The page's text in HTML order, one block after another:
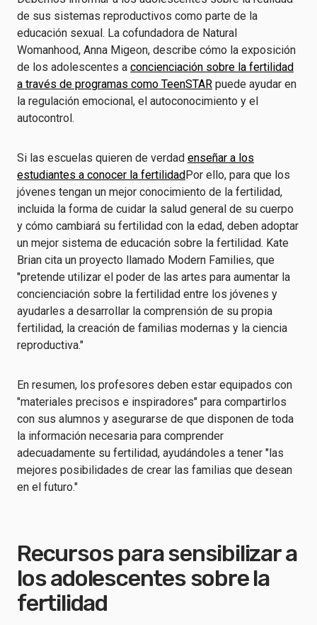
de sus sistemas reproductivos como parte de la
educación sexual. La cofundadora de Natural
Womanhood, Anna Migeon, describe cómo la exposición
de los adolescentes a concienciación sobre la fertilidad
a través de programas como TeenSTAR puede ayudar en
la regulación emocional, el autoconocimiento y el
autocontrol.
Si las escuelas quieren de verdad enseñar a los
estudiantes a conocer la fertilidadPor ello, para que los
jóvenes tengan un mejor conocimiento de la fertilidad,
incluida la forma de cuidar la salud general de su cuerpo
y cómo cambiará su fertilidad con la edad, deben adoptar
un mejor sistema de educación sobre la fertilidad. Kate
Brian cita un proyecto llamado Modern Families, que
"pretende utilizar el poder de las artes para aumentar la
concienciación sobre la fertilidad entre los jóvenes y
ayudarles a desarrollar la comprensión de su propia
fertilidad, la creación de familias modernas y la ciencia
reproductiva."
En resumen, los profesores deben estar equipados con
"materiales precisos e inspiradores" para compartirlos
con sus alumnos y asegurarse de que disponen de toda
la información necesaria para comprender
adecuadamente su fertilidad, ayudándoles a tener "las
mejores posibilidades de crear las familias que desean
en el futuro."
Recursos para sensibilizar a
los adolescentes sobre la
fertilidad